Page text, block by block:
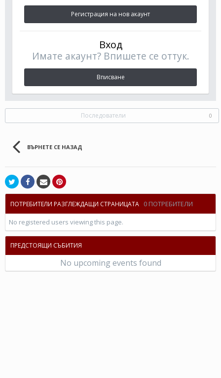
Регистрация на нов акаунт
Вход
Имате акаунт? Впишете се оттук.
Вписване
Последователи 0
ВЪРНЕТЕ СЕ НАЗАД
ПОТРЕБИТЕЛИ РАЗГЛЕЖДАЩИ СТРАНИЦАТА 0 ПОТРЕБИТЕЛИ
No registered users viewing this page.
ПРЕДСТОЯЩИ СЪБИТИЯ
No upcoming events found